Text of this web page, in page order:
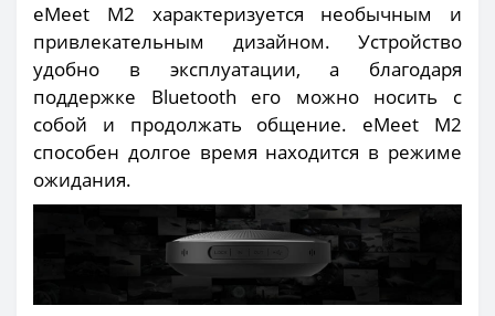
eMeet M2 характеризуется необычным и
привлекательным дизайном. Устройство
удобно в эксплуатации, а благодаря
поддержке Bluetooth его можно носить с
собой и продолжать общение. eMeet M2
способен долгое время находится в режиме
ожидания.